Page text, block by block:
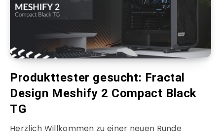
Produkttester gesucht: Fractal
Design Meshify 2 Compact Black
TG
Herzlich Willkommen zu einer neuen Runde